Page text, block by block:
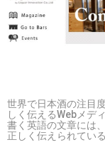
世界で日本酒の注目
しく伝えるWebメデ
書く英語の文章には
正しく伝えられてい